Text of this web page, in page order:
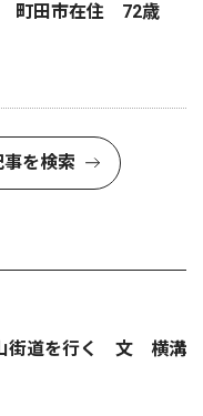
町田市在住 72歳
を検索
街道を行く 文 横溝